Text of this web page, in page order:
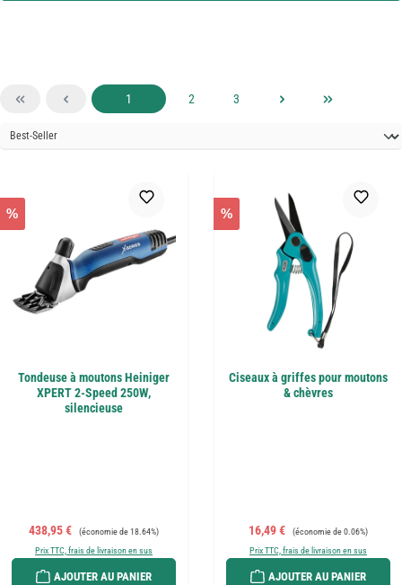
Page
1 Page
2 Page
3
%
Tondeuse à moutons Heiniger
XPERT 2-Speed 250W,
silencieuse
Prix de vente :
438,95 € Prix régulier :
(économie de 18.64%)
Prix TTC, frais de livraison en sus
AJOUTER AU PANIER
%
Ciseaux à griffes pour moutons
& chèvres
Prix de vente :
16,49 € Prix régulier :
(économie de 0.06%)
Prix TTC, frais de livraison en sus
AJOUTER AU PANIER